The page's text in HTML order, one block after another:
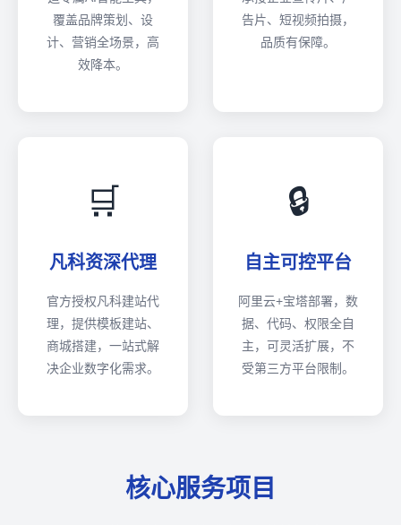
覆盖品牌策划、设
计、营销全场景，高
效降本。
告片、短视频拍摄，
品质有保障。
🛒
凡科资深代理
官方授权凡科建站代
理，提供模板建站、
商城搭建，一站式解
决企业数字化需求。
🔒
自主可控平台
阿里云+宝塔部署，数
据、代码、权限全自
主，可灵活扩展，不
受第三方平台限制。
核心服务项目